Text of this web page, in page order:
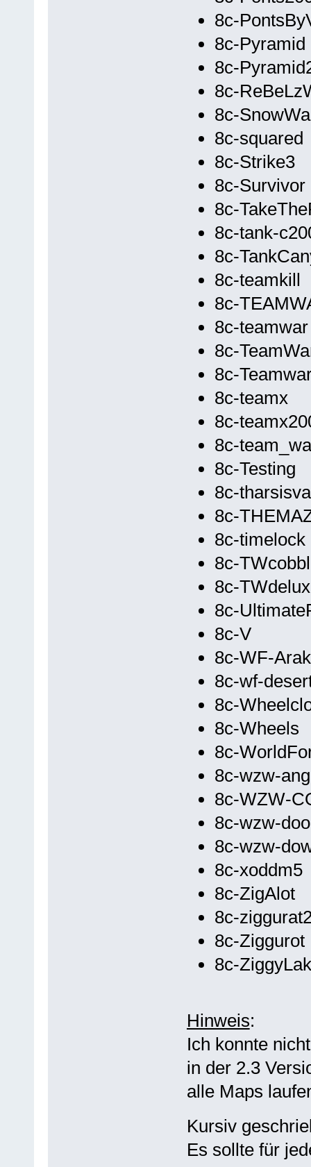
8c-
8c-Pyramid
8c-
8c-
8c-
8c-squared
8c-Strike3
8c-Survivor
8c-
8c-tank-
8c-
8c-teamkill
8c-
8c-teamwar
8c-
8c-
8c-teamx
8c-
8c-
8c-Testing
8c-
8c-
8c-timelock
8c-
8c-
8c-
8c-V
8c-WF-
8c-wf-
8c-
8c-Wheels
8c-
8c-wzw-
8c-WZW-
8c-wzw-
8c-wzw-
8c-xoddm5
8c-ZigAlot
8c-
8c-Ziggurot
8c-
Hinweis:
Ich konnte
in der 2.3
alle Maps
Kursiv
Es sollte für